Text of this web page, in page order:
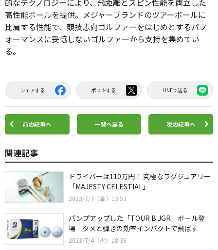
高性能ボールを提供。メジャーブランドのツアーボールに
比肩する性能で、競技志向ゴルファーをはじめとするパフ
ォーマンスに妥協しないゴルファーから支持を集めてい
る。
シェアする ポストする LINEで送る
前の記事へ 一覧へ戻る 次の記事へ
関連記事
ドライバーは110万円！ 究極なラグジュアリー
「MAJESTY CELESTIAL」
2023/7/7（金）13:53
パンプアップした「TOUR B JGR」ボール登
場 タメと弾きの効率インパクトで飛ばす
2023/7/4（火）18:36